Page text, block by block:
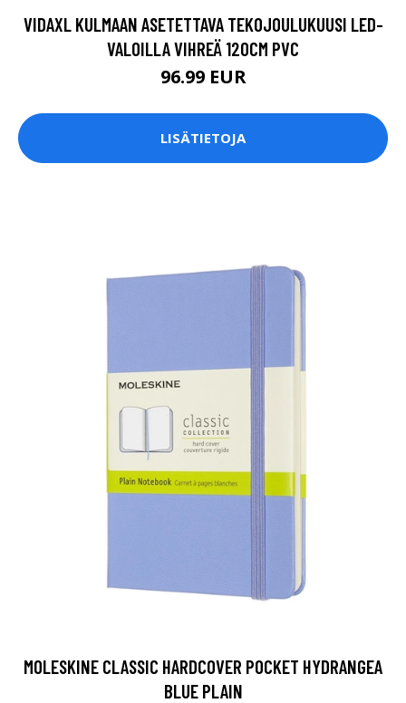
VIDAXL KULMAAN ASETETTAVA TEKOJOULUKUUSI LED-
VALOILLA VIHREÄ 120CM PVC
96.99 EUR
LISÄTIETOJA
MOLESKINE CLASSIC HARDCOVER POCKET HYDRANGEA
BLUE PLAIN